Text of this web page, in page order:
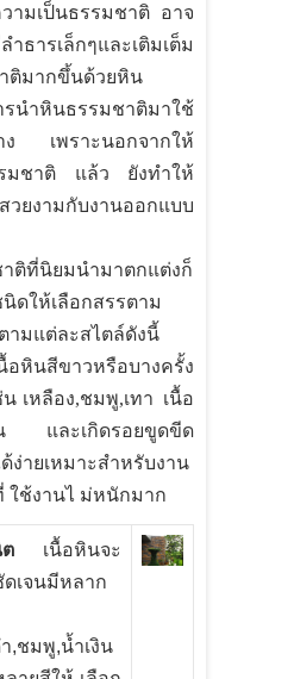
ามเป็นธรรมชาติ อาจ
รเล็กๆและเติมเต็ม
ติมากขึ้นด้วยหิน
ำหินธรรมชาติมาใช้
ง เพราะนอกจากให้
รมชาติ แล้ว ยังทำให้
วยงามกับงานออกแบบ
ติที่นิยมนำมาตกแต่งก็
ดให้เลือกสรรตาม
ตามแต่ละสไตล์ดังนี้
อหินสีขาวหรือบางครั้ง
เหลือง,ชมพู,เทา เนื้อ
และเกิดรอยขูดขีด
ง่ายเหมาะสำหรับงาน
ใช้งานไ ม่หนักมาก
เนื้อหินจะ
ดเจนมีหลาก
,ชมพู,น้ำเงิน